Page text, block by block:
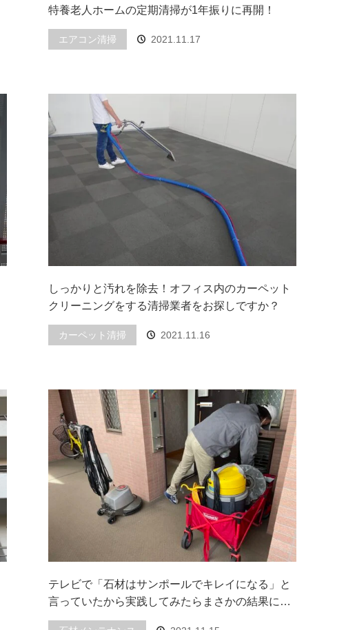
特養老人ホームの定期清掃が1年振りに再開！
エアコン清掃 2021.11.17
しっかりと汚れを除去！オフィス内のカーペット
クリーニングをする清掃業者をお探しですか？
カーペット清掃 2021.11.16
テレビで「石材はサンポールでキレイになる」と
言っていたから実践してみたらまさかの結果に…